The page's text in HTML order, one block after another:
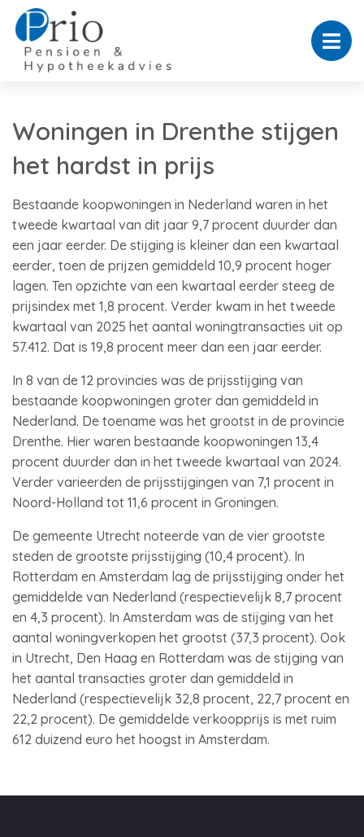
Woningen in Drenthe stijgen
het hardst in prijs
Bestaande koopwoningen in Nederland waren in het
tweede kwartaal van dit jaar 9,7 procent duurder dan
een jaar eerder. De stijging is kleiner dan een kwartaal
eerder, toen de prijzen gemiddeld 10,9 procent hoger
lagen. Ten opzichte van een kwartaal eerder steeg de
prijsindex met 1,8 procent. Verder kwam in het tweede
kwartaal van 2025 het aantal woningtransacties uit op
57.412. Dat is 19,8 procent meer dan een jaar eerder.
In 8 van de 12 provincies was de prijsstijging van
bestaande koopwoningen groter dan gemiddeld in
Nederland. De toename was het grootst in de provincie
Drenthe. Hier waren bestaande koopwoningen 13,4
procent duurder dan in het tweede kwartaal van 2024.
Verder varieerden de prijsstijgingen van 7,1 procent in
Noord-Holland tot 11,6 procent in Groningen.
De gemeente Utrecht noteerde van de vier grootste
steden de grootste prijsstijging (10,4 procent). In
Rotterdam en Amsterdam lag de prijsstijging onder het
gemiddelde van Nederland (respectievelijk 8,7 procent
en 4,3 procent). In Amsterdam was de stijging van het
aantal woningverkopen het grootst (37,3 procent). Ook
in Utrecht, Den Haag en Rotterdam was de stijging van
het aantal transacties groter dan gemiddeld in
Nederland (respectievelijk 32,8 procent, 22,7 procent en
22,2 procent). De gemiddelde verkoopprijs is met ruim
612 duizend euro het hoogst in Amsterdam.